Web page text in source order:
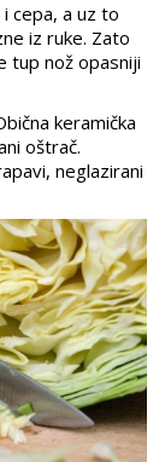
cepa, a uz to
iz ruke. Zato
tup nož opasniji
keramička
oštrač.
neglazirani